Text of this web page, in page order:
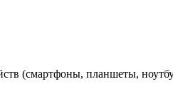
(смартфоны, планшеты,